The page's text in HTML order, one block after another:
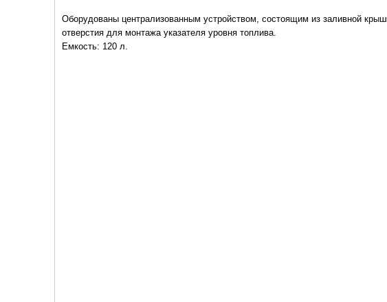
Оборудованы централизованным устройством, состоящим из заливной
отверстия для монтажа указателя уровня топлива.
Емкость: 120 л.